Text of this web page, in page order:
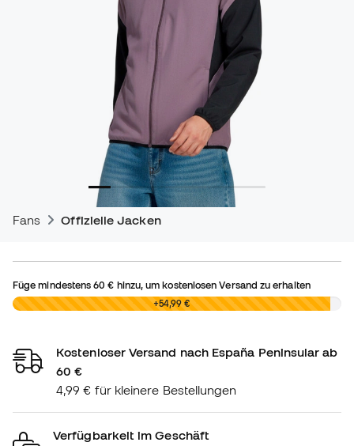
Fans Offizielle Jacken
Füge mindestens60 € hinzu, um kostenlosen Versand zu erhalten
0,00 € +54,99 €
Kostenloser Versand nach España Peninsular ab
60 €
4,99 € für kleinere Bestellungen
Verfügbarkeit im Geschäft